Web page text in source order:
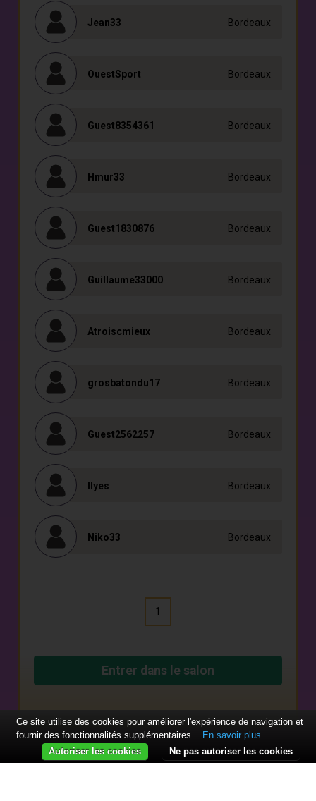
Jean33 Bordeaux
OuestSport Bordeaux
Guest8354361 Bordeaux
Hmur33 Bordeaux
Guest1830876 Bordeaux
Guillaume33000 Bordeaux
Atroiscmieux Bordeaux
grosbatondu17 Bordeaux
Guest2562257 Bordeaux
Ilyes Bordeaux
Niko33 Bordeaux
1
Entrer dans le salon
Ce site utilise des cookies pour améliorer l'expérience de navigation et
fournir des fonctionnalités supplémentaires.
En savoir plus
Ne pas autoriser les cookies
Autoriser les cookies